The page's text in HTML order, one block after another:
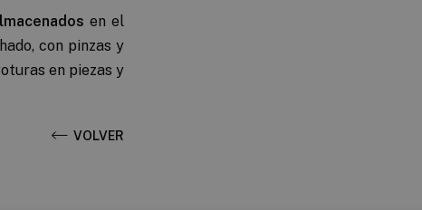
en el
con pinzas y
en piezas y
VOLVER